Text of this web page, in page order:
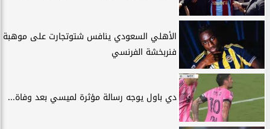
الأهلي السعودي ينافس شتوتجارت على موهبة
فنربخشة الفرنسي
دي باول يوجه رسالة مؤثرة لميسي بعد وفاة...